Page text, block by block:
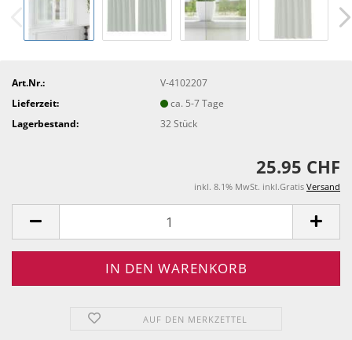
Art.Nr.:
V-4102207
Lieferzeit:
ca. 5-7 Tage
Lagerbestand:
32Stück
25.95 CHF
inkl. 8.1% MwSt. inkl.Gratis Versand
AUF DEN MERKZETTEL